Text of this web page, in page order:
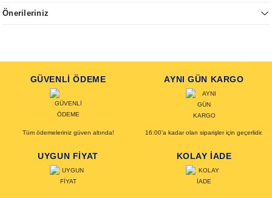
Önerileriniz
GÜVENLİ ÖDEME
Tüm ödemeleriniz güven altında!
AYNI GÜN KARGO
16:00’a kadar olan siparişler için geçerlidir.
UYGUN FİYAT KOLAY İADE